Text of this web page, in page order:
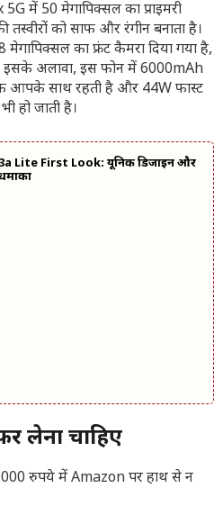
में 50 मेगापिक्सल का प्राइमरी
को साफ और रंगीन बनाता है।
का फ्रंट कैमरा दिया गया है,
इसके अलावा, इस फोन में 6000mAh
आपके साथ रहती है और 44W फास्ट
हो जाती है।
Lite First Look: यूनिक डिजाइन और
लेना चाहिए